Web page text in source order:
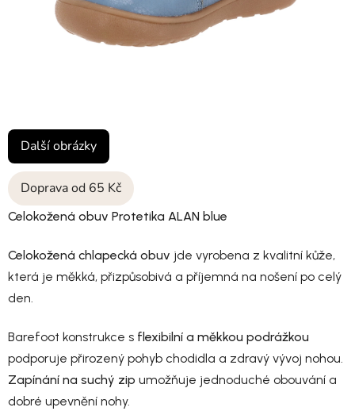
Doprava od 65 Kč
Celokožená obuv Protetika ALAN blue
Celokožená chlapecká obuv jde vyrobena z kvalitní kůže,
která je měkká, přizpůsobivá a příjemná na nošení po celý
den.
Barefoot konstrukce s flexibilní a měkkou podrážkou
podporuje přirozený pohyb chodidla a zdravý vývoj nohou.
Zapínání na suchý zip umožňuje jednoduché obouvání a
dobré upevnění nohy.
Další obrázky